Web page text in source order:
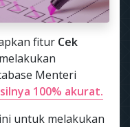
fitur Cek
Menteri
100% akurat.
untuk melakukan